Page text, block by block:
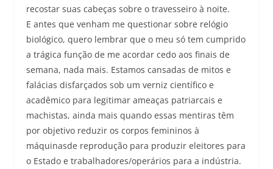
recostar suas cabeças sobre o travesseiro à noite.
E antes que venham me questionar sobre relógio
biológico, quero lembrar que o meu só tem cumprido
a trágica função de me acordar cedo aos finais de
semana, nada mais. Estamos cansadas de mitos e
falácias disfarçados sob um verniz científico e
acadêmico para legitimar ameaças patriarcais e
machistas, ainda mais quando essas mentiras têm
por objetivo reduzir os corpos femininos à
máquinasde reprodução para produzir eleitores para
o Estado e trabalhadores/operários para a indústria.